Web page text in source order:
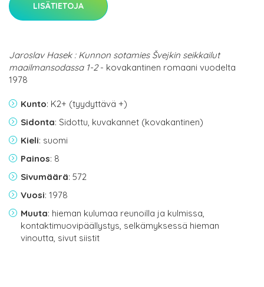
LISÄTIETOJA
Jaroslav Hasek : Kunnon sotamies Švejkin seikkailut
maailmansodassa 1-2- kovakantinen romaani vuodelta
1978
Kunto: K2+ (tyydyttävä +)
Sidonta: Sidottu, kuvakannet (kovakantinen)
Kieli: suomi
Painos: 8
Sivumäärä: 572
Vuosi: 1978
Muuta: hieman kulumaa reunoilla ja kulmissa,
kontaktimuovipäällystys, selkämyksessä hieman
vinoutta, sivut siistit